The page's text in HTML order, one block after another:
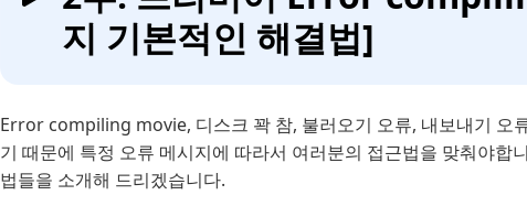
지 기본적인 해결법]
Error compiling movie, 디스크 꽉 참, 불러오기 오류, 내보내기 오
기 때문에 특정 오류 메시지에 따라서 여러분의 접근법을 맞춰야
법들을 소개해 드리겠습니다.